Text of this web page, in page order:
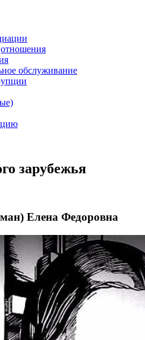
обслуживание
зарубежья
Елена Федоровна